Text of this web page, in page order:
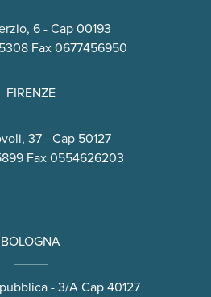
6 - Cap 00193
Fax 0677456950
FIRENZE
37 - Cap 50127
Fax 0554626203
BOLOGNA
- 3/A Cap 40127